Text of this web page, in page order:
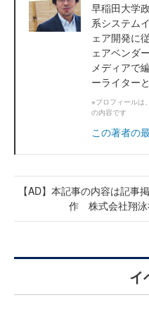
早稲田大学
系システム
ェア開発に
ェアベンダ
メディアで
ーライター
※プロフィールは
の内容です
この著者の
【AD】本記事の内容は記
作 株式会社翔泳
イ